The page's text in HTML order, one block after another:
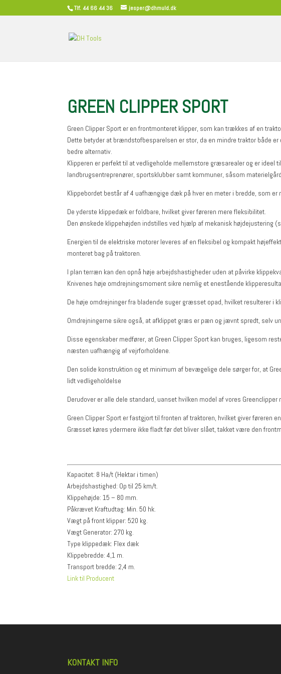
Tlf. 44 66 44 36 jesper@dhmuld.dk
GREEN CLIPPER SPORT
Green Clipper Sport er en frontmonteret klipper, som kan trækkes af en
Dette betyder at brændstofbesparelsen er stor, da en mindre traktor både
bedre alternativ.
Klipperen er perfekt til at vedligeholde mellemstore græsarealer og er ideel til
landbrugsentreprenører, sportsklubber samt kommuner, såsom
Klippebordet består af 4 uafhængige dæk på hver en meter i bredde, som er
De yderste klippedæk er foldbare, hvilket giver føreren mere fleksibilitet.
Den ønskede klippehøjden indstilles ved hjælp af mekanisk højdejustering
Energien til de elektriske motorer leveres af en fleksibel og kompakt
monteret bag på traktoren.
I plan terræn kan den opnå høje arbejdshastigheder uden at påvirke
Knivenes høje omdrejningsmoment sikre nemlig et enestående
De høje omdrejninger fra bladende suger græsset opad, hvilket resulterer i
Omdrejningerne sikre også, at afklippet græs er pæn og jævnt spredt, selv
Disse egenskaber medfører, at Green Clipper Sport kan bruges, ligesom
næsten uafhængig af vejrforholdene.
Den solide konstruktion og et minimum af bevægelige dele sørger for, at
lidt vedligeholdelse
Derudover er alle dele standard, uanset hvilken model af vores Greenclipper
Green Clipper Sport er fastgjort til fronten af traktoren, hvilket giver føreren
Græsset køres ydermere ikke fladt før det bliver slået, takket være den
Kapacitet: 8 Ha/t (Hektar i timen)
Arbejdshastighed: Op til 25 km/t.
Klippehøjde: 15 – 80 mm.
Påkrævet Kraftudtag: Min. 50 hk.
Vægt på front klipper: 520 kg.
Vægt Generator: 270 kg.
Type klippedæk: Flex dæk
Klippebredde: 4,1 m.
Transport bredde: 2,4 m.
Link til Producent
KONTAKT INFO